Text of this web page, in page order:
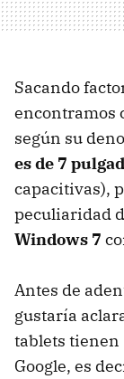
Sacando
encontramos
según su
es de 7
capacitivas),
peculiaridad
Windows 7
Antes de
gustaría
tablets tienen
Google, es